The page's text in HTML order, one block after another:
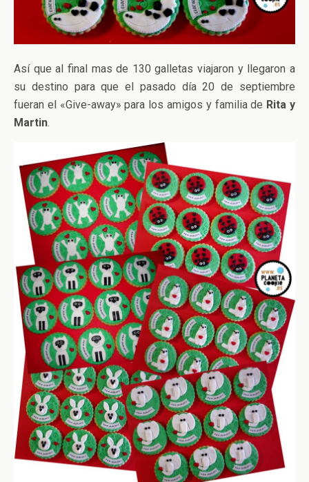
Así que al final mas de 130 galletas viajaron y llegaron a
su destino para que el pasado día 20 de septiembre
fueran el «Give-away» para los amigos y familia de Rita y
Martin.